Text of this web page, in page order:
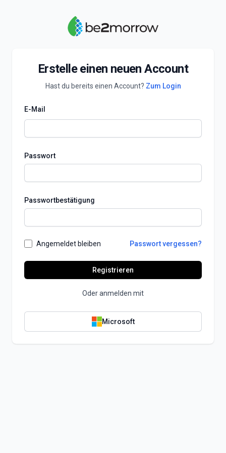
Erstelle einen neuen Account
Hast du bereits einen Account? Zum Login
E-Mail
Passwort
Passwortbestätigung
Angemeldet bleiben Passwort vergessen?
Registrieren
Oder anmelden mit
Microsoft